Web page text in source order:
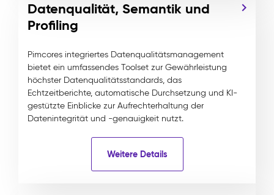
Datenqualität, Semantik und
Profiling
Pimcores integriertes Datenqualitätsmanagement
bietet ein umfassendes Toolset zur Gewährleistung
höchster Datenqualitätsstandards, das
Echtzeitberichte, automatische Durchsetzung und KI-
gestützte Einblicke zur Aufrechterhaltung der
Datenintegrität und -genauigkeit nutzt.
Weitere Details